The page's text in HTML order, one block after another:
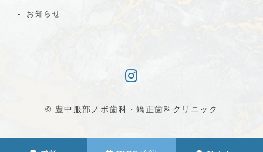
お知らせ
© 豊中服部ノボ歯科・矯正歯科クリニック